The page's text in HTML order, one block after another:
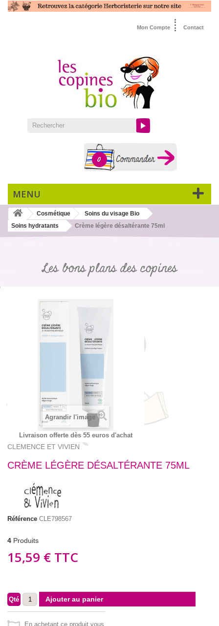
Contact
Mon Compte
0
MENU
Cosmétique
Soins du visage Bio
Soins hydratants
Crème légère désaltérante 75ml
Les bons plans des copines
Agrandir l'image
Livraison offerte dès 55 euros d'achat
CLEMENCE ET VIVIEN
CRÈME LÉGÈRE DÉSALTÉRANTE 75ML
Référence CLE798567
4 Produits
15,59 € TTC
Qté Ajouter au panier
En achetant ce produit vous